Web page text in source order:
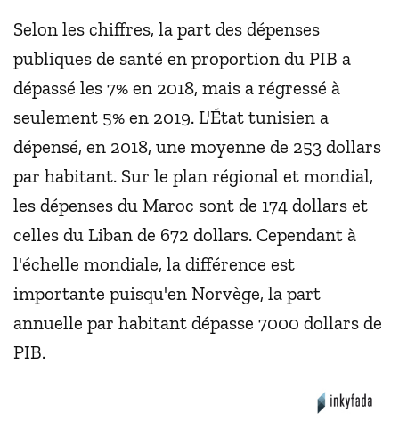
Selon les chiffres, la part des dépenses
publiques de santé en proportion du PIB a
dépassé les 7% en 2018, mais a régressé à
seulement 5% en 2019. L'État tunisien a
dépensé, en 2018, une moyenne de 253 dollars
par habitant. Sur le plan régional et mondial,
les dépenses du Maroc sont de 174 dollars et
celles du Liban de 672 dollars. Cependant à
l'échelle mondiale, la différence est
importante puisqu'en Norvège, la part
annuelle par habitant dépasse 7000 dollars de
PIB.